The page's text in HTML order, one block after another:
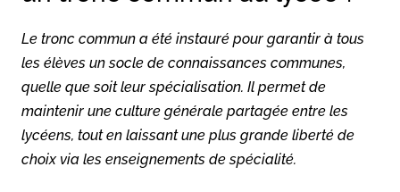
Le tronc commun a été instauré pour garantir à tous
les élèves un socle de connaissances communes,
quelle que soit leur spécialisation. Il permet de
maintenir une culture générale partagée entre les
lycéens, tout en laissant une plus grande liberté de
choix via les enseignements de spécialité.